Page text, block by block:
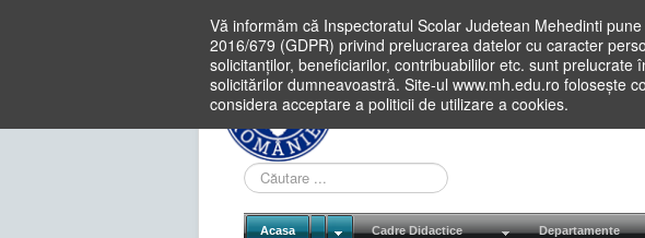
Vă informăm că Inspectoratul Scolar Judetean Mehedinti
2016/679 (GDPR) privind prelucrarea datelor cu caracter
solicitanților, beneficiarilor, contribuabililor etc. sunt
solicitărilor dumneavoastră. Site-ul www.mh.edu.ro folosește
considera acceptare a politicii de utilizare a cookies.
Cauta
in
site
Acasa Cadre Didactice Departamente